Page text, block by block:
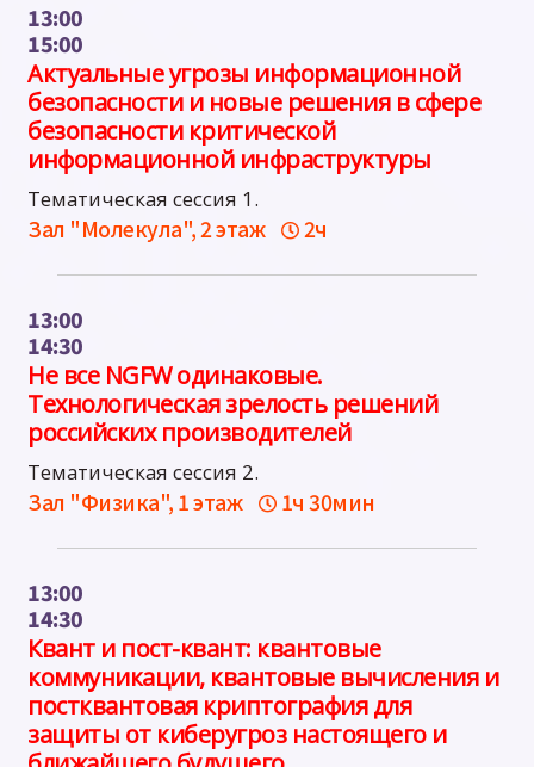
13:00
15:00
Актуальные угрозы информационной
безопасности и новые решения в сфере
безопасности критической
информационной инфраструктуры
Тематическая сессия 1.
Зал "Молекула", 2 этаж 2ч
13:00
14:30
Не все NGFW одинаковые.
Технологическая зрелость решений
российских производителей
Тематическая сессия 2.
Зал "Физика", 1 этаж 1ч 30мин
13:00
14:30
Квант и пост-квант: квантовые
коммуникации, квантовые вычисления и
постквантовая криптография для
защиты от киберугроз настоящего и